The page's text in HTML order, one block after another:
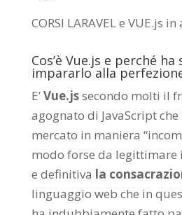
CORSI LARAVEL e VUE.js
Cos’è Vue.js e perché
impararlo alla
E’Vue.jssecondo molti il
agognato di JavaScript
mercato in maniera
modo forse da legittimare
e definitiva la
linguaggio web che in